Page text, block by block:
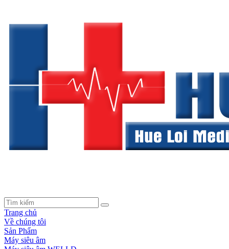
Trang chủ
Về chúng tôi
Sản Phẩm
Máy siêu âm